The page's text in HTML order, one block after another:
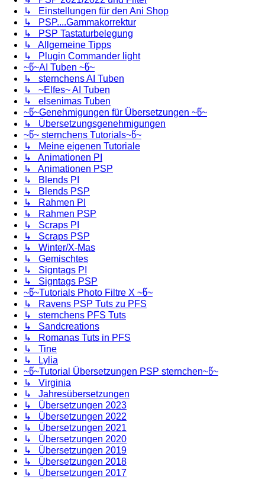
↳ Einstellungen für den Ani Shop
↳ PSP....Gammakorrektur
↳ PSP Tastaturbelegung
↳ Allgemeine Tipps
↳ Plugin Commander light
~წ~AI Tuben ~წ~
↳ sternchens AI Tuben
↳ ~Elfes~ AI Tuben
↳ elsenimas Tuben
~წ~Genehmigungen für Übersetzungen ~წ~
↳ Übersetzungsgenehmigungen
~წ~ sternchens Tutorials~წ~
↳ Meine eigenen Tutoriale
↳ Animationen PI
↳ Animationen PSP
↳ Blends PI
↳ Blends PSP
↳ Rahmen PI
↳ Rahmen PSP
↳ Scraps PI
↳ Scraps PSP
↳ Winter/X-Mas
↳ Gemischtes
↳ Signtags PI
↳ Signtags PSP
~წ~Tutorials Photo Filtre X ~წ~
↳ Ravens PSP Tuts zu PFS
↳ sternchens PFS Tuts
↳ Sandcreations
↳ Romanas Tuts in PFS
↳ Tine
↳ Lylia
~წ~Tutorial Übersetzungen PSP sternchen~წ~
↳ Virginia
↳ Jahresübersetzungen
↳ Übersetzungen 2023
↳ Übersetzungen 2022
↳ Übersetzungen 2021
↳ Übersetzungen 2020
↳ Übersetzungen 2019
↳ Übersetzungen 2018
↳ Übersetzungen 2017